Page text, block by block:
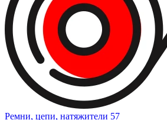
Ремни, цепи, натяжители 57